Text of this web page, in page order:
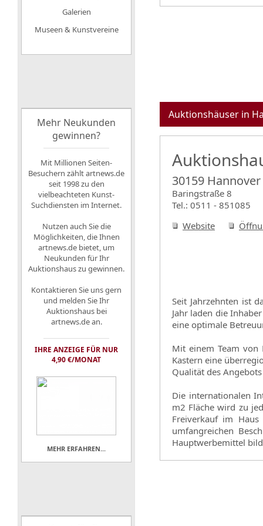
Auktionshäuser in
30159 Hannover
Baringstraße 8
Tel.: 0511 - 851085
Website
Seit Jahrzehnten ist
Jahr laden die
eine optimale
Mit einem Team von
Kastern eine
Qualität des
Die internationalen
m2 Fläche wird zu
Freiverkauf im
umfangreichen
Hauptwerbemittel
Galerien
Museen & Kunstvereine
Mehr Neukunden
gewinnen?
Mit Millionen Seiten-
Besuchern zählt artnews.de
seit 1998 zu den
vielbeachteten Kunst-
Suchdiensten im Internet.
Nutzen auch Sie die
Möglichkeiten, die Ihnen
artnews.de bietet, um
Neukunden für Ihr
Auktionshaus zu gewinnen.
Kontaktieren Sie uns gern
und melden Sie Ihr
Auktionshaus bei
artnews.de an.
IHRE ANZEIGE FÜR NUR
4,90 €/MONAT
MEHR ERFAHREN...